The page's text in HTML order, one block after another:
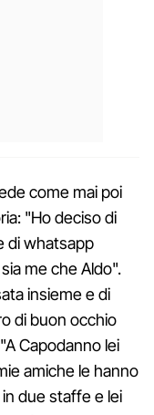
come mai poi
"Ho deciso di
di whatsapp
me che Aldo".
insieme e di
di buon occhio
Capodanno lei
amiche le hanno
due staffe e lei